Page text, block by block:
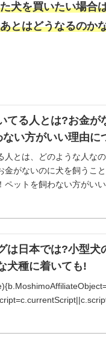
犬を買いたい場合
とはどうなるのか
てる人とは?お金が
い方がいい理由に
人とは、どのような人な
金がないのに犬を飼うこ
ペットを飼わない方がい
は...
は日本では?小型犬
犬種に着いても!